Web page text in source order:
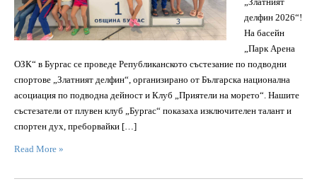
делфин 2026“!
На басейн
„Парк Арена
ОЗК“ в Бургас се проведе Републиканското състезание по подводни
спортове „Златният делфин“, организирано от Българска национална
асоциация по подводна дейност и Клуб „Приятели на морето“. Нашите
състезатели от плувен клуб „Бургас“ показаха изключителен талант и
спортен дух, преборвайки […]
Read More »